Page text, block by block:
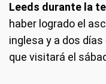
Leeds durante la
haber logrado el
inglesa y a dos días
que visitará el